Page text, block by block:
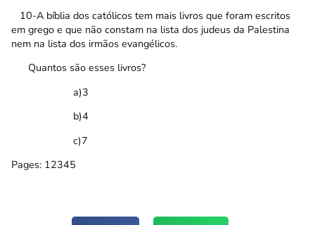
10-A bíblia dos católicos tem mais livros que foram escritos
em grego e que não constam na lista dos judeus da Palestina
nem na lista dos irmãos evangélicos.
Quantos são esses livros?
a)3
b)4
c)7
Pages: 12345